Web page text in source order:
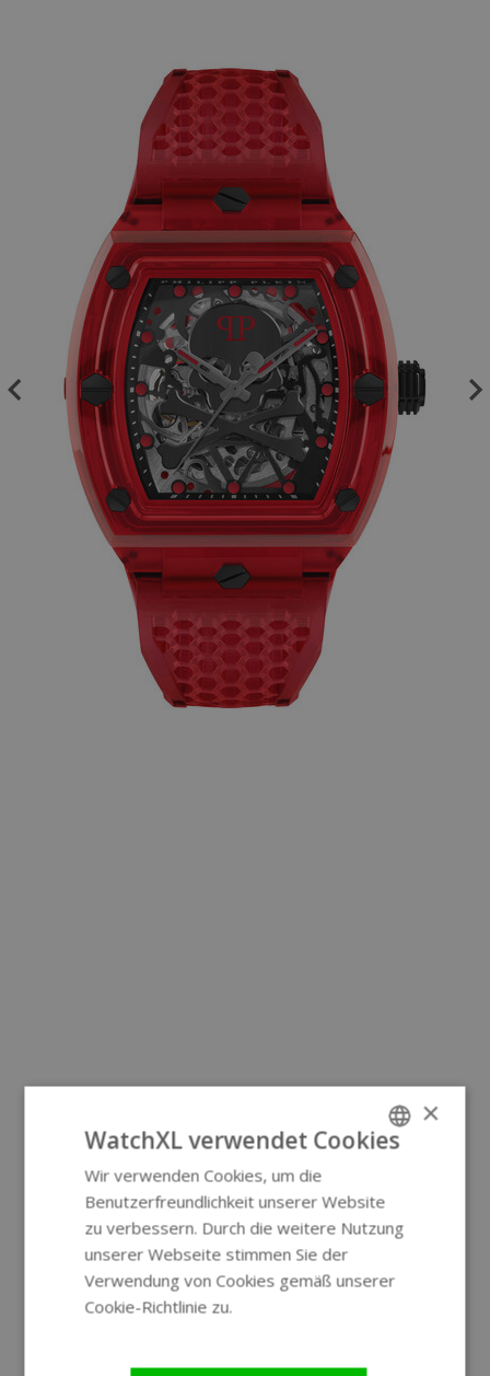
GERMAN
×
WatchXL verwendet Cookies
Wir verwenden Cookies, um die
Benutzerfreundlichkeit unserer Website
zu verbessern. Durch die weitere Nutzung
unserer Webseite stimmen Sie der
Verwendung von Cookies gemäß unserer
Cookie-Richtlinie zu.